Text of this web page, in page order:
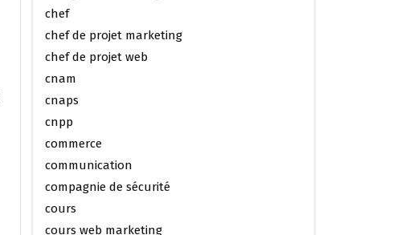
chef
chef de projet marketing
chef de projet web
cnam
cnaps
cnpp
commerce
communication
compagnie de sécurité
cours
cours web marketing